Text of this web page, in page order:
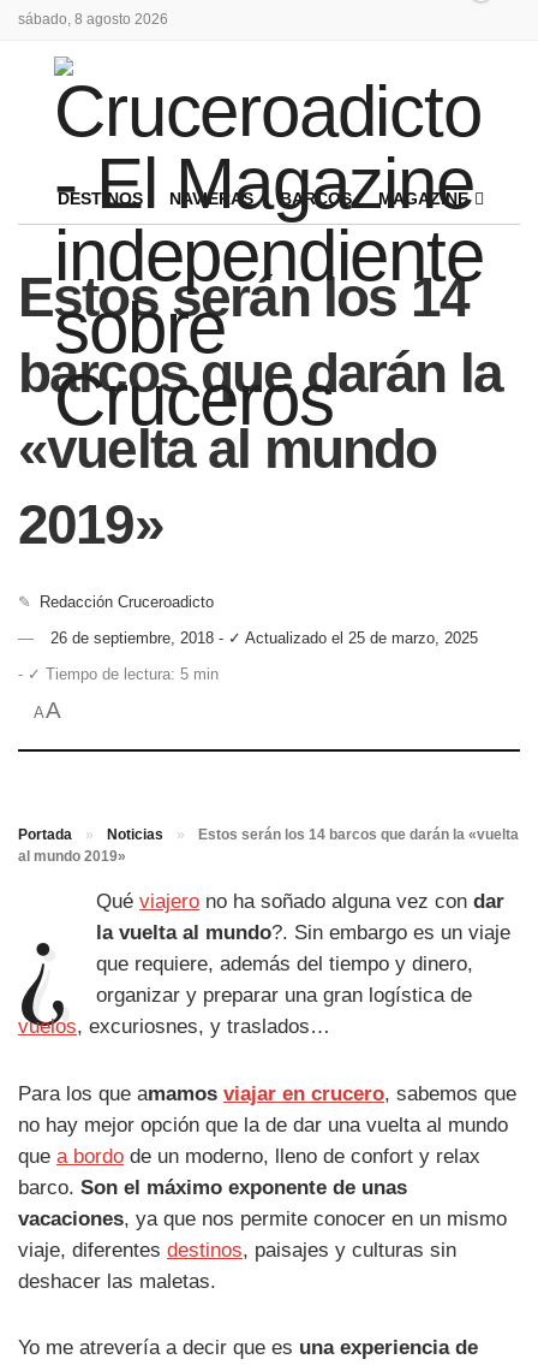
sábado, 8 agosto 2026
DESTINOS NAVIERAS BARCOS MAGAZINE
Estos serán los 14
barcos que darán la
«vuelta al mundo
2019»
✎
Redacción Cruceroadicto
26 de septiembre, 2018 - ✓ Actualizado el 25 de marzo, 2025
- ✓ Tiempo de lectura: 5 min
AA
Portada » Noticias »
Estos serán los 14 barcos que darán la «vuelta
al mundo 2019»
¿ Quéviajero no ha soñado alguna vez condar
la vuelta al mundo?. Sin embargo es un viaje
que requiere, además del tiempo y dinero,
organizar y preparar una gran logística de
vuelos, excuriosnes, y traslados…
Para los que amamos viajar en crucero, sabemos que
no hay mejor opción que la de dar una vuelta al mundo
que a bordo de un moderno, lleno de confort y relax
barco. Son el máximo exponente de unas
vacaciones, ya que nos permite conocer en un mismo
viaje, diferentes destinos, paisajes y culturas sin
deshacer las maletas.
Yo me atrevería a decir que es una experiencia de